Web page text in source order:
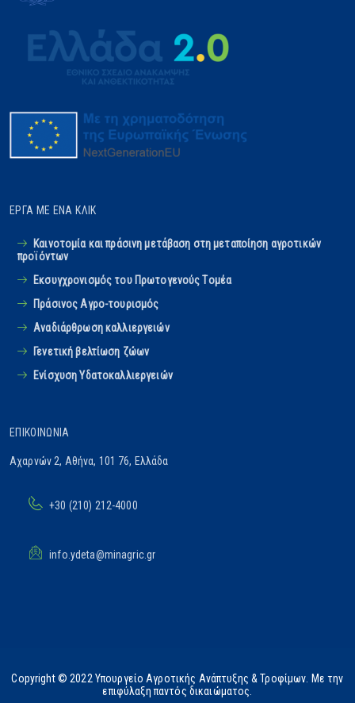
ΈΡΓΑ ΜΕ ΈΝΑ ΚΛΙΚ
Καινοτομία και πράσινη μετάβαση στη μεταποίηση αγροτικών
προϊόντων
Εκσυγχρονισμός του Πρωτογενούς Tομέα
Πράσινος Αγρο-τουρισμός
Αναδιάρθρωση καλλιεργειών
Γενετική βελτίωση ζώων
Ενίσχυση Υδατοκαλλιεργειών
ΕΠΙΚΟΙΝΩΝΊΑ
Αχαρνών 2, Αθήνα, 101 76, Ελλάδα
+30 (210) 212-4000
info.ydeta@minagric.gr
Copyright © 2022 Υπουργείο Αγροτικής Ανάπτυξης & Τροφίμων. Με την
επιφύλαξη παντός δικαιώματος.